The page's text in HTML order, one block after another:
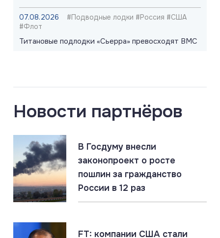
07.08.2026
#Подводные лодки #Россия #США
#Флот
Титановые подлодки «Сьерра» превосходят ВМС
07.08.2026
Россия создаёт Силы беспилотных систем. Опыт
СВО учтён
07.08.2026 #Запорожская область #СВО #Сводка
Новости партнёров
В Госдуму внесли
законопроект о росте
пошлин за гражданство
России в 12 раз
FT: компании США стали